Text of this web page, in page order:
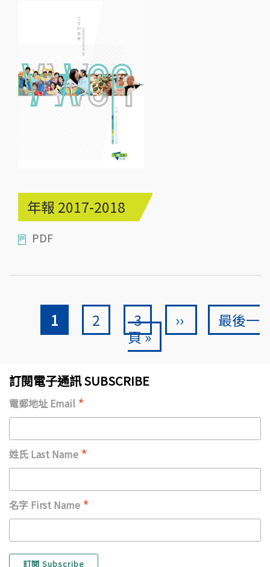
年報 2017-2018
PDF
PaginationCurrent page
1 頁面
2 頁面
3 Next page
›› Last
最後一
頁 »
訂閱電子通訊 SUBSCRIBE
電郵地址 Email *
姓氏 Last Name *
名字 First Name *